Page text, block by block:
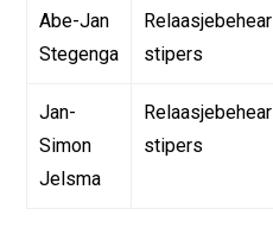
Abe-Jan
Stegenga
Relaasjebehear
stipers
Jan-
Simon
Jelsma
Relaasjebehear
stipers